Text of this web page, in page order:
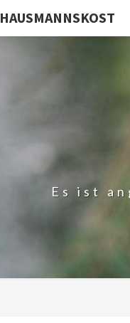
HAUSMANNSKOST
Es ist